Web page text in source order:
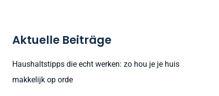
e
n
Aktuelle Beiträge
Haushaltstipps die echt werken: zo hou je je huis
makkelijk op orde